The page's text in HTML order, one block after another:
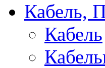
Кабель,
Кабель